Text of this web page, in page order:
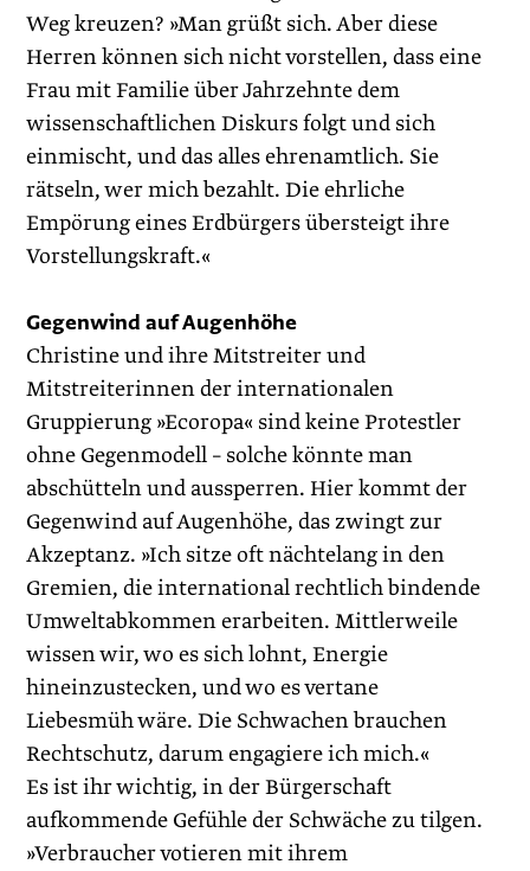
Weg kreuzen? »Man grüßt sich. Aber diese
Herren können sich nicht vorstellen, dass eine
Frau mit Familie über Jahrzehnte dem
wissenschaftlichen Diskurs folgt und sich
einmischt, und das alles ehrenamtlich. Sie
rätseln, wer mich bezahlt. Die ehrliche
Empörung eines Erdbürgers übersteigt ihre
Vorstellungskraft.«
Gegenwind auf Augenhöhe
Christine und ihre Mitstreiter und
Mitstreiterinnen der internationalen
Gruppierung »Ecoropa« sind keine Protestler
ohne Gegenmodell – solche könnte man
abschütteln und aussperren. Hier kommt der
Gegenwind auf Augenhöhe, das zwingt zur
Akzeptanz. »Ich sitze oft nächtelang in den
Gremien, die international rechtlich bindende
Umweltabkommen erarbeiten. Mittlerweile
wissen wir, wo es sich lohnt, Energie
hineinzustecken, und wo es vertane
Liebesmüh wäre. Die Schwachen brauchen
Rechtschutz, darum engagiere ich mich.«
Es ist ihr wichtig, in der Bürgerschaft
aufkommende Gefühle der Schwäche zu tilgen.
»Verbraucher votieren mit ihrem